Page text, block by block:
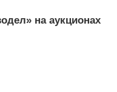
на аукционах